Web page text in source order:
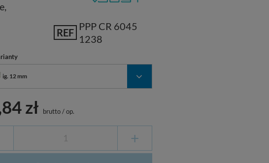
REF
PPP CR 6045
1238
ig. 12 mm
zł brutto/op.
+